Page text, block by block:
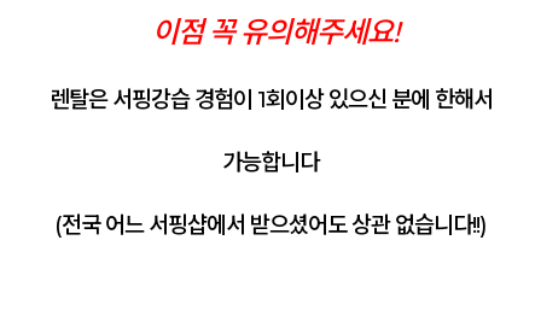
이점 꼭 유의해주세요!
렌탈은 서핑강습 경험이 1회이상 있으신 분에 한해서
가능합니다
(전국 어느 서핑샵에서 받으셨어도 상관 없습니다!!)